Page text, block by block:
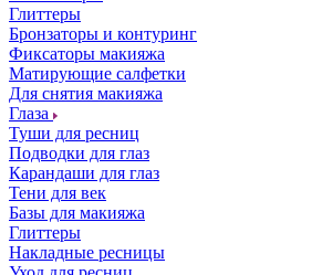
Глиттеры
Бронзаторы и контуринг
Фиксаторы макияжа
Матирующие салфетки
Для снятия макияжа
Глаза
Туши для ресниц
Подводки для глаз
Карандаши для глаз
Тени для век
Базы для макияжа
Глиттеры
Накладные ресницы